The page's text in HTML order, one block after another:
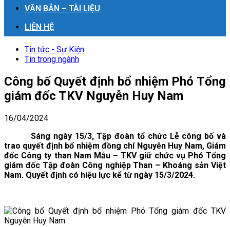
VĂN BẢN – TÀI LIỆU
LIÊN HỆ
Tin tức - Sự Kiện
Tin trong ngành
Công bố Quyết định bổ nhiệm Phó Tổng
giám đốc TKV Nguyễn Huy Nam
16/04/2024
Sáng ngày 15/3, Tập đoàn tổ chức Lễ công bố và
trao quyết định bổ nhiệm đồng chí Nguyễn Huy Nam, Giám
đốc Công ty than Nam Mẫu – TKV giữ chức vụ Phó Tổng
giám đốc Tập đoàn Công nghiệp Than – Khoáng sản Việt
Nam. Quyết định có hiệu lực kể từ ngày 15/3/2024.